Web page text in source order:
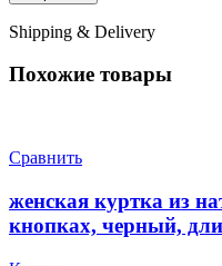
Shipping & Delivery
Похожие товары
Сравнить
женская куртка из
кнопках, черный,